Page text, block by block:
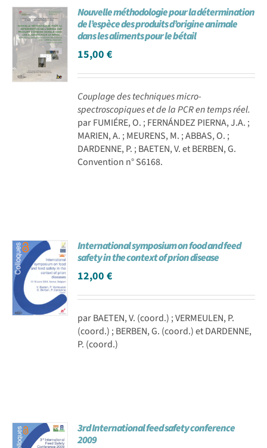
Achat en ligne
Panier WooCommerce
Nouvelle méthodologie pour la détermination
de l’espèce des produits d’origine animale
dans les aliments pour le bétail
15,00€
Couplage des techniques micro-
spectroscopiques et de la PCR en temps réel.
par FUMIÉRE, O. ; FERNÁNDEZ PIERNA, J.A. ;
MARIEN, A. ; MEURENS, M. ; ABBAS, O. ;
DARDENNE, P. ; BAETEN, V. et BERBEN, G.
Convention n° S6168.
International symposium on food and feed
safety in the context of prion disease
12,00€
par BAETEN, V. (coord.) ; VERMEULEN, P.
(coord.) ; BERBEN, G. (coord.) et DARDENNE,
P. (coord.)
3rd International feed safety conference
2009